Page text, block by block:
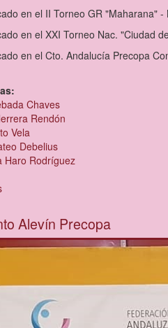
en el II Torneo GR "Maharana"
en el XXI Torneo Nac. "Ciudad
en el Cto. Andalucía Precopa
Chaves
Rendón
Vela
Debelius
Haro Rodríguez
Prebenjamín
PrecopaAlevín Precopa